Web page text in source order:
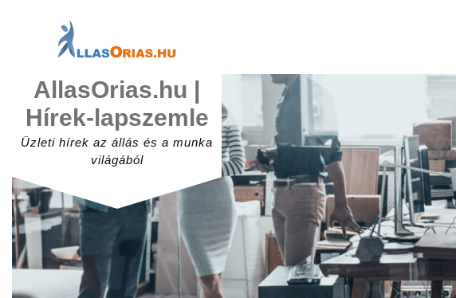
AllasOrias.hu |
Hírek-lapszemle
Üzleti hírek az állás és a munka
világából